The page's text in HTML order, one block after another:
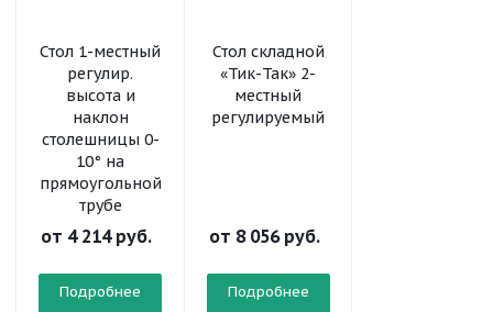
Стол 1-местный
регулир.
высота и
наклон
столешницы 0-
10° на
прямоугольной
трубе
от 4 214 руб.
Подробнее
Стол складной
«Тик-Так» 2-
местный
регулируемый
от 8 056 руб.
Подробнее